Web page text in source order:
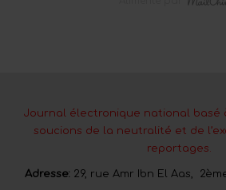
Journal électronique national basé
soucions de la neutralité et de
reportages.
Adresse: 29, rue Amr Ibn El Aas,